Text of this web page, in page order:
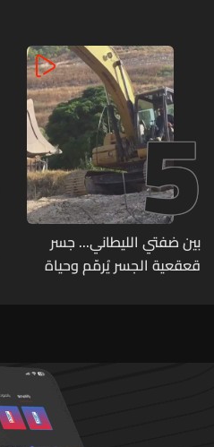
5
بين ضفتي الليطاني... جسر
قعقعية الجسر يُرمّم وحياة